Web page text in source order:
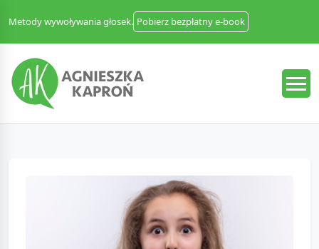
Metody wywoływania głosek. Pobierz bezpłatny e-book